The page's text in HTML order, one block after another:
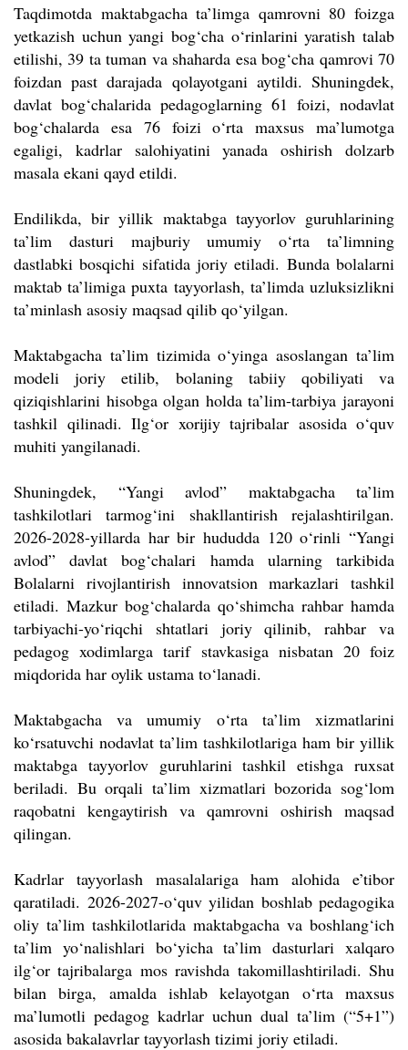
Taqdimotda maktabgacha ta’limga qamrovni 80 foizga
yetkazish uchun yangi bog‘cha o‘rinlarini yaratish talab
etilishi, 39 ta tuman va shaharda esa bog‘cha qamrovi 70
foizdan past darajada qolayotgani aytildi. Shuningdek,
davlat bog‘chalarida pedagoglarning 61 foizi, nodavlat
bog‘chalarda esa 76 foizi o‘rta maxsus ma’lumotga
egaligi, kadrlar salohiyatini yanada oshirish dolzarb
masala ekani qayd etildi.
Endilikda, bir yillik maktabga tayyorlov guruhlarining
ta’lim dasturi majburiy umumiy o‘rta ta’limning
dastlabki bosqichi sifatida joriy etiladi. Bunda bolalarni
maktab ta’limiga puxta tayyorlash, ta’limda uzluksizlikni
ta’minlash asosiy maqsad qilib qo‘yilgan.
Maktabgacha ta’lim tizimida o‘yinga asoslangan ta’lim
modeli joriy etilib, bolaning tabiiy qobiliyati va
qiziqishlarini hisobga olgan holda ta’lim-tarbiya jarayoni
tashkil qilinadi. Ilg‘or xorijiy tajribalar asosida o‘quv
muhiti yangilanadi.
Shuningdek, “Yangi avlod” maktabgacha ta’lim
tashkilotlari tarmog‘ini shakllantirish rejalashtirilgan.
2026-2028-yillarda har bir hududda 120 o‘rinli “Yangi
avlod” davlat bog‘chalari hamda ularning tarkibida
Bolalarni rivojlantirish innovatsion markazlari tashkil
etiladi. Mazkur bog‘chalarda qo‘shimcha rahbar hamda
tarbiyachi-yo‘riqchi shtatlari joriy qilinib, rahbar va
pedagog xodimlarga tarif stavkasiga nisbatan 20 foiz
miqdorida har oylik ustama to‘lanadi.
Maktabgacha va umumiy o‘rta ta’lim xizmatlarini
ko‘rsatuvchi nodavlat ta’lim tashkilotlariga ham bir yillik
maktabga tayyorlov guruhlarini tashkil etishga ruxsat
beriladi. Bu orqali ta’lim xizmatlari bozorida sog‘lom
raqobatni kengaytirish va qamrovni oshirish maqsad
qilingan.
Kadrlar tayyorlash masalalariga ham alohida e’tibor
qaratiladi. 2026-2027-o‘quv yilidan boshlab pedagogika
oliy ta’lim tashkilotlarida maktabgacha va boshlang‘ich
ta’lim yo‘nalishlari bo‘yicha ta’lim dasturlari xalqaro
ilg‘or tajribalarga mos ravishda takomillashtiriladi. Shu
bilan birga, amalda ishlab kelayotgan o‘rta maxsus
ma’lumotli pedagog kadrlar uchun dual ta’lim (“5+1”)
asosida bakalavrlar tayyorlash tizimi joriy etiladi.